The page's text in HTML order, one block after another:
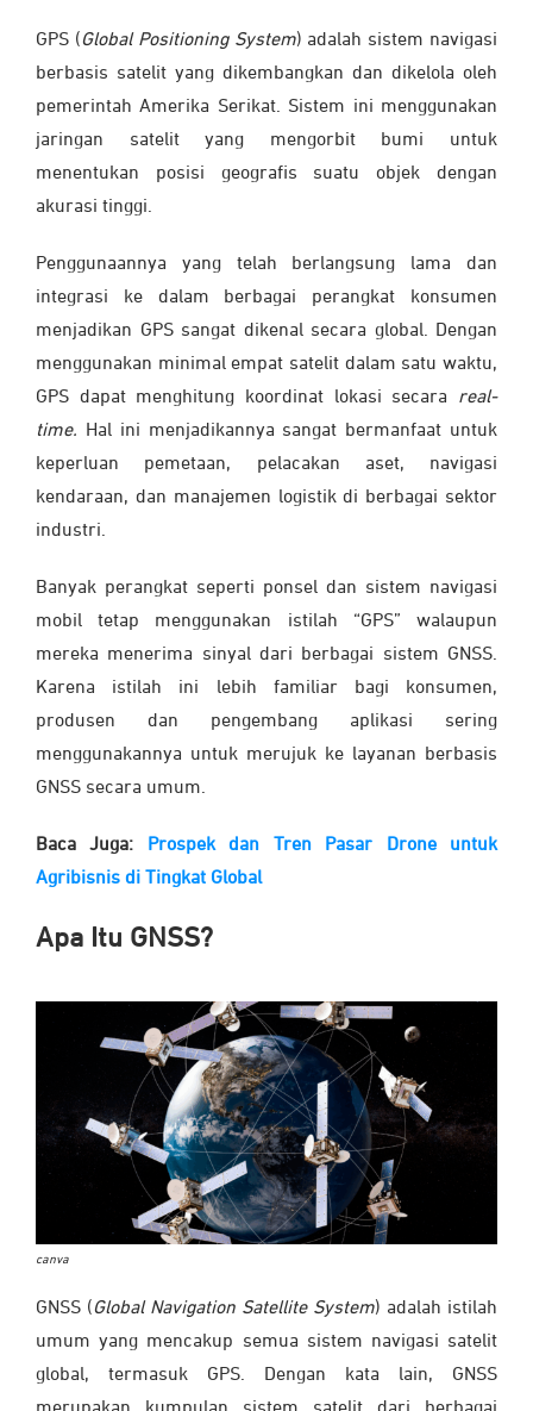
GPS (Global Positioning System) adalah sistem navigasi
berbasis satelit yang dikembangkan dan dikelola oleh
pemerintah Amerika Serikat. Sistem ini menggunakan
jaringan satelit yang mengorbit bumi untuk
menentukan posisi geografis suatu objek dengan
akurasi tinggi.
Penggunaannya yang telah berlangsung lama dan
integrasi ke dalam berbagai perangkat konsumen
menjadikan GPS sangat dikenal secara global. Dengan
menggunakan minimal empat satelit dalam satu waktu,
GPS dapat menghitung koordinat lokasi secara real-
time. Hal ini menjadikannya sangat bermanfaat untuk
keperluan pemetaan, pelacakan aset, navigasi
kendaraan, dan manajemen logistik di berbagai sektor
industri.
Banyak perangkat seperti ponsel dan sistem navigasi
mobil tetap menggunakan istilah “GPS” walaupun
mereka menerima sinyal dari berbagai sistem GNSS.
Karena istilah ini lebih familiar bagi konsumen,
produsen dan pengembang aplikasi sering
menggunakannya untuk merujuk ke layanan berbasis
GNSS secara umum.
Baca Juga: Prospek dan Tren Pasar Drone untuk
Agribisnis di Tingkat Global
Apa Itu GNSS?
canva
GNSS (Global Navigation Satellite System) adalah istilah
umum yang mencakup semua sistem navigasi satelit
global, termasuk GPS. Dengan kata lain, GNSS